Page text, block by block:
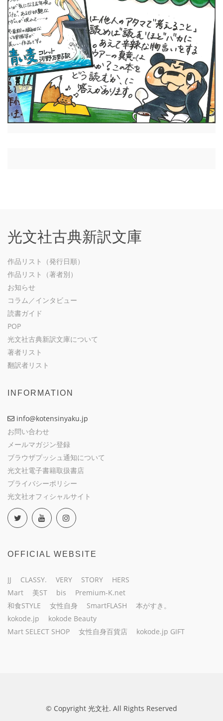
光文社古典新訳文庫
作品リスト（発行日順）
作品リスト（著者別）
お知らせ
コラム／インタビュー
読書ガイド
POP
光文社古典新訳文庫について
著者リスト
翻訳者リスト
INFORMATION
info@kotensinyaku.jp
お問い合わせ
メールマガジン登録
ブラウザプッシュ通知について
光文社電子書籍取扱書店
プライバシーポリシー
光文社オフィシャルサイト
OFFICIAL WEBSITE
JJ CLASSY. VERY STORY
HERS
Mart
美ST bis
Premium-K.net
和食STYLE
女性自身 SmartFLASH
本がすき。
kokode.jp
kokode Beauty
Mart SELECT SHOP
女性自身百貨店 kokode.jp GIFT
© Copyright 光文社. All Rights Reserved